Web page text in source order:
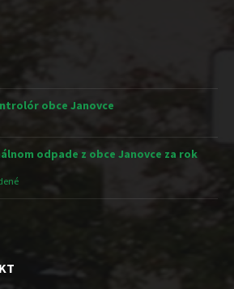
obce Janovce
odpade z obce Janovce za rok